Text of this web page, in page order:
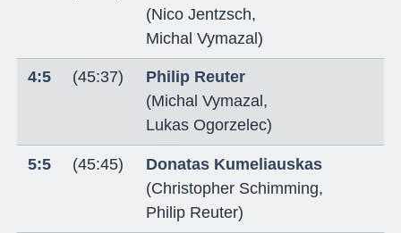
(Nico Jentzsch,
Michal Vymazal)
4:5 (45:37)
Philip Reuter
(Michal Vymazal ,
Lukas Ogorzelec)
5:5 (45:45)
Donatas Kumeliauskas
(Christopher Schimming,
Philip Reuter)